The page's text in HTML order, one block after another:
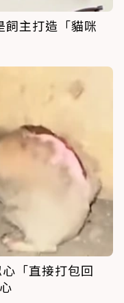
飼主打造「貓咪
「直接打包回